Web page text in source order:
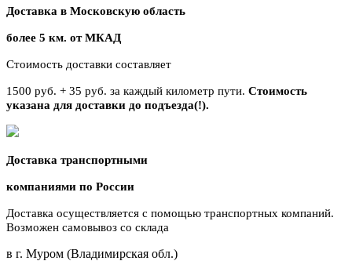
Доставка в Московскую область
более 5 км. от МКАД
Стоимость доставки составляет
1500 руб. + 35 руб. за каждый километр пути. Стоимость
указана для доставки до подъезда(!).
Доставка транспортными
компаниями по России
Доставка осуществляется с помощью транспортных компаний.
Возможен самовывоз со склада
в г. Муром (Владимирская обл.)